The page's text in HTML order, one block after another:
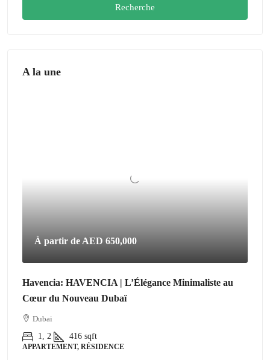
Recherche
A la une
À partir de AED 650,000
Havencia: HAVENCIA | L’Élégance Minimaliste au
Cœur du Nouveau Dubaï
Dubai
1, 2
416 sqft
APPARTEMENT, RÉSIDENCE